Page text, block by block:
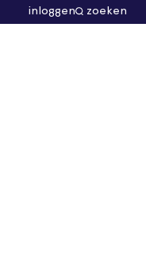
inloggen zoeken